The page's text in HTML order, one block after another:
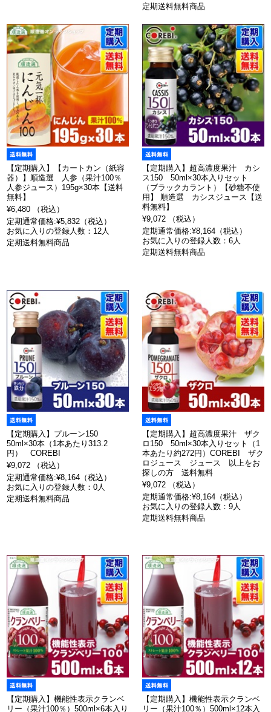
定期送料無料商品
【定期購入】【カートカン（紙容
器）】順造選 人参（果汁100％
人参ジュース）195g×30本【送料
無料】
¥6,480 （税込）
定期通常価格:¥5,832（税込）
お気に入りの登録人数：12人
定期送料無料商品
【定期購入】超高濃度果汁 カシ
ス150 50ml×30本入りセット
（ブラックカラント）【砂糖不使
用】 順造選 カシスジュース【送
料無料】
¥9,072 （税込）
定期通常価格:¥8,164（税込）
お気に入りの登録人数：6人
定期送料無料商品
【定期購入】プルーン150
50ml×30本（1本あたり313.2
円） COREBI
¥9,072 （税込）
定期通常価格:¥8,164（税込）
お気に入りの登録人数：0人
定期送料無料商品
【定期購入】超高濃度果汁 ザク
ロ150 50ml×30本入りセット（1
本あたり約272円）COREBI ザク
ロジュース ジュース 以上をお
探しの方 送料無料
¥9,072 （税込）
定期通常価格:¥8,164（税込）
お気に入りの登録人数：9人
定期送料無料商品
【定期購入】機能性表示クランベ
リー（果汁100％）500ml×6本入り
【定期購入】機能性表示クランベ
リー（果汁100％）500ml×12本入